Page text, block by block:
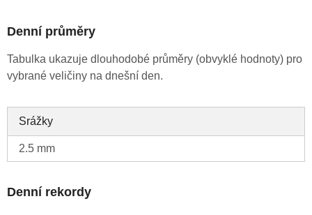
Denní průměry
Tabulka ukazuje dlouhodobé průměry (obvyklé hodnoty) pro
vybrané veličiny na dnešní den.
Srážky
2.5 mm
Denní rekordy